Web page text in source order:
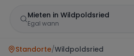
Mieten in Wildpoldsried
Egal wann
Standorte/Wildpoldsried